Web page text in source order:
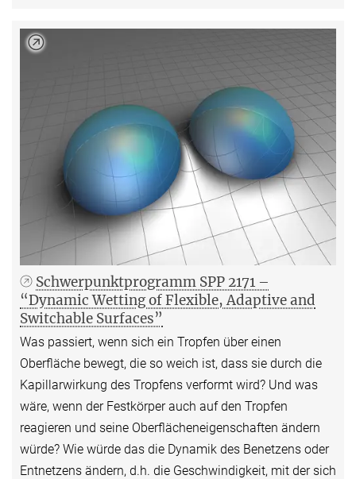
Schwerpunktprogramm SPP 2171 –
“Dynamic Wetting of Flexible, Adaptive and
Switchable Surfaces”
Was passiert, wenn sich ein Tropfen über einen
Oberfläche bewegt, die so weich ist, dass sie durch die
Kapillarwirkung des Tropfens verformt wird? Und was
wäre, wenn der Festkörper auch auf den Tropfen
reagieren und seine Oberflächeneigenschaften ändern
würde? Wie würde das die Dynamik des Benetzens oder
Entnetzens ändern, d.h. die Geschwindigkeit, mit der sich